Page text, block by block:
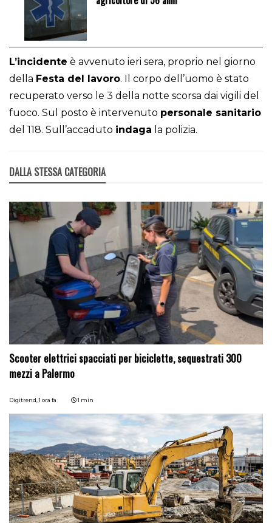
L’incidente è avvenuto ieri sera, proprio nel giorno
della Festa del lavoro. Il corpo dell’uomo è stato
recuperato verso le 3 della notte scorsa dai vigili del
fuoco. Sul posto è intervenuto personale sanitario
del 118. Sull’accaduto indaga la polizia.
DALLA STESSA CATEGORIA
Scooter elettrici spacciati per biciclette, sequestrati 300
mezzi a Palermo
Digitrend,1 ora fa 1 min